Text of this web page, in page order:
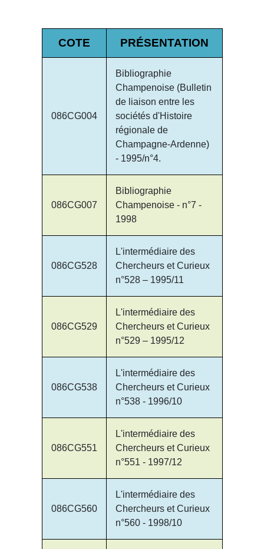
COTE PRÉSENTATION
086CG004
Bibliographie
Champenoise (Bulletin
de liaison entre les
sociétés d'Histoire
régionale de
Champagne-Ardenne)
- 1995/n°4.
086CG007
Bibliographie
Champenoise - n°7 -
1998
086CG528
L'intermédiaire des
Chercheurs et Curieux
n°528 – 1995/11
086CG529
L'intermédiaire des
Chercheurs et Curieux
n°529 – 1995/12
086CG538
L'intermédiaire des
Chercheurs et Curieux
n°538 - 1996/10
086CG551
L'intermédiaire des
Chercheurs et Curieux
n°551 - 1997/12
086CG560
L'intermédiaire des
Chercheurs et Curieux
n°560 - 1998/10